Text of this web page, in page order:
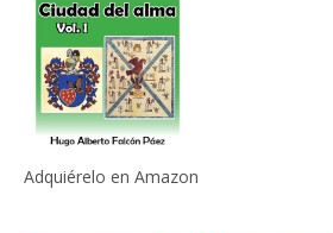
Adquiérelo en Amazon